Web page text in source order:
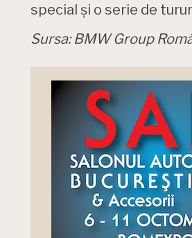
special şi o serie de
Sursa: BMW Group